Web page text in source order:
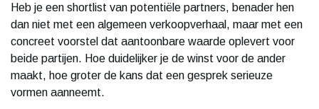
Heb je een shortlist van potentiële partners, benader hen
dan niet met een algemeen verkoopverhaal, maar met een
concreet voorstel dat aantoonbare waarde oplevert voor
beide partijen. Hoe duidelijker je de winst voor de ander
maakt, hoe groter de kans dat een gesprek serieuze
vormen aanneemt.